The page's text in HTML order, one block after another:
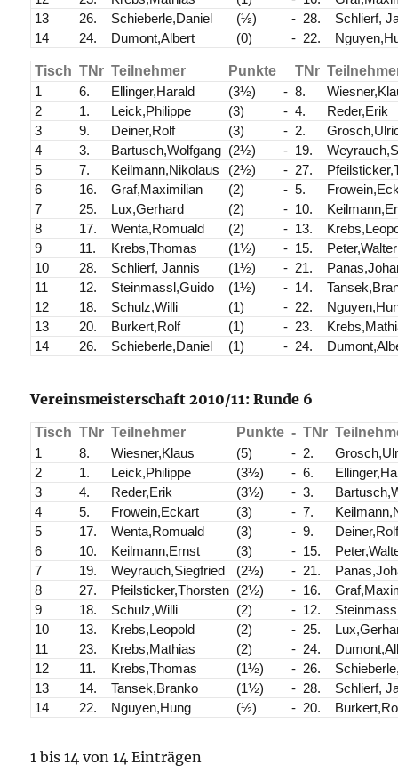
13
26. Schieberle,Daniel (½) - 28.
Schlierf,
14
24. Dumont,Albert (0) - 22.
Tisch TNr Teilnehmer Punkte TNr
1
6. Ellinger,Harald (3½) - 8.
2
1. Leick,Philippe (3) - 4.
Reder,Erik
3
9. Deiner,Rolf (3) - 2.
4
3. Bartusch,Wolfgang (2½) - 19.
5
7. Keilmann,Nikolaus (2½) - 27.
6
16. Graf,Maximilian (2) - 5.
7
25. Lux,Gerhard (2) - 10.
8
17. Wenta,Romuald (2) - 13.
9
11. Krebs,Thomas (1½) - 15.
Peter,Walter
10
28. Schlierf, Jannis (1½) - 21.
11
12. Steinmassl,Guido (1½) - 14.
12
18. Schulz,Willi (1) - 22.
13
20. Burkert,Rolf (1) - 23.
14
26. Schieberle,Daniel (1) - 24.
Vereinsmeisterschaft 2010/11: Runde 6
Tisch TNr Teilnehmer Punkte - TNr
1
8. Wiesner,Klaus (5) - 2.
2
1. Leick,Philippe (3½) - 6.
3
4. Reder,Erik (3½) - 3.
4
5. Frowein,Eckart (3) - 7.
5
17. Wenta,Romuald (3) - 9.
6
10. Keilmann,Ernst (3) - 15.
7
19. Weyrauch,Siegfried (2½) - 21.
8
27. Pfeilsticker,Thorsten (2½) - 16.
9
18. Schulz,Willi (2) - 12.
10
13. Krebs,Leopold (2) - 25.
11
23. Krebs,Mathias (2) - 24.
12
11. Krebs,Thomas (1½) - 26.
13
14. Tansek,Branko (1½) - 28.
Schlierf,
14
22. Nguyen,Hung (½) - 20.
1 bis 14 von 14 Einträgen